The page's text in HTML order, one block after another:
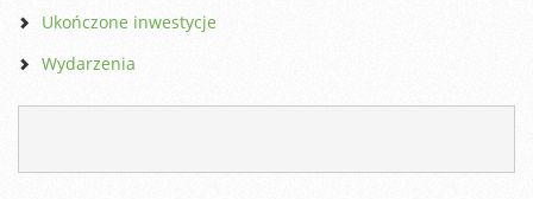
Ukończone inwestycje
Wydarzenia